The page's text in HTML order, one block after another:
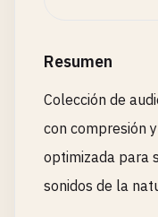
Resumen
Colección de
con compresión
optimizada para
sonidos de la